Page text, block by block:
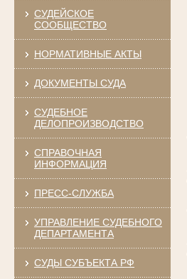
СУДЕЙСКОЕ
СООБЩЕСТВО
НОРМАТИВНЫЕ АКТЫ
ДОКУМЕНТЫ СУДА
СУДЕБНОЕ
ДЕЛОПРОИЗВОДСТВО
СПРАВОЧНАЯ
ИНФОРМАЦИЯ
ПРЕСС-СЛУЖБА
УПРАВЛЕНИЕ СУДЕБНОГО
ДЕПАРТАМЕНТА
СУДЫ СУБЪЕКТА РФ